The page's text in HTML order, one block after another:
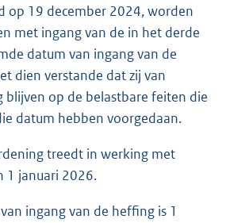
op 19 december 2024, worden
met ingang van de in het derde
datum van ingang van de
dien verstande dat zij van
blijven op de belastbare feiten die
datum hebben voorgedaan.
treedt in werking met
1 januari 2026.
ingang van de heffing is 1